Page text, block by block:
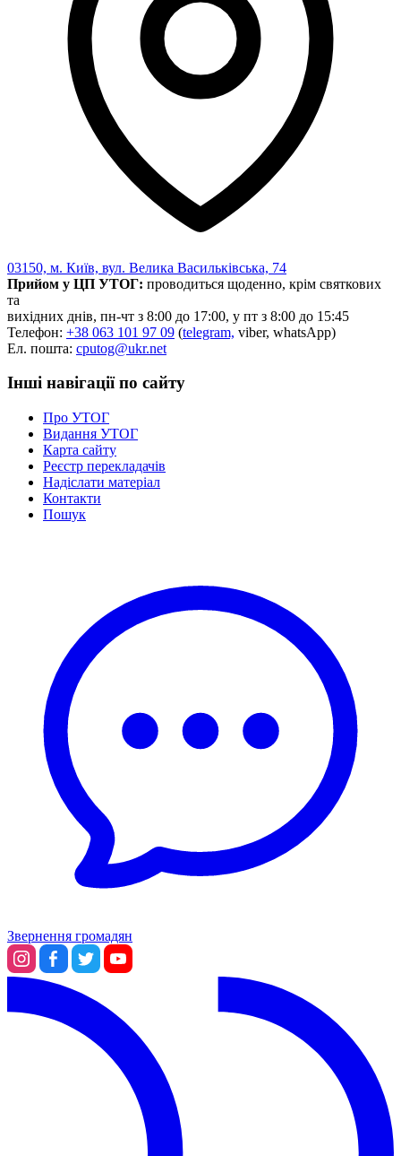
03150, м. Київ, вул. Велика Васильківська, 74
Прийом у ЦП УТОГ: проводиться щоденно, крім святкових
та
вихідних днів, пн-чт з 8:00 до 17:00, у пт з 8:00 до 15:45
Телефон: +38 063 101 97 09 (telegram, viber, whatsApp)
Ел. пошта: cputog@ukr.net
Інші навігації по сайту
Про УТОГ
Видання УТОГ
Карта сайту
Реєстр перекладачів
Надіслати матеріал
Контакти
Пошук
Звернення громадян